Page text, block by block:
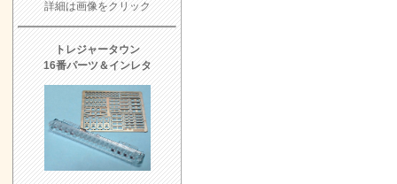
詳細は画像をクリック
トレジャータウン
16番パーツ＆インレタ